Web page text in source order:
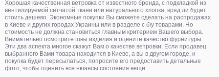
Хорошая качественная ветровка от известного бренда, с подкладкой из
вентилируемой сетчатой ткани или натурального хлопка, вряд ли будет
стоить дешево. Экономные покупки Вы сможете сделать на распродажах
в Киеве и других городах Украины или в разделе с б\у товарами. Но
стоимость не должна становиться главным критерием Вашего выбора.
Внимательно осмотрите швы изделия и оцените качество фурнитуры.
Эти два аспекта многое скажут Вам о качестве ветровки. Если продавец
выбранного Вами товара находится в Киеве, а вы в другом городе, и
покупка будет пересылаться, попросите его предоставить детальные
фото, чтобы оценить все нюансы состояния вещи.